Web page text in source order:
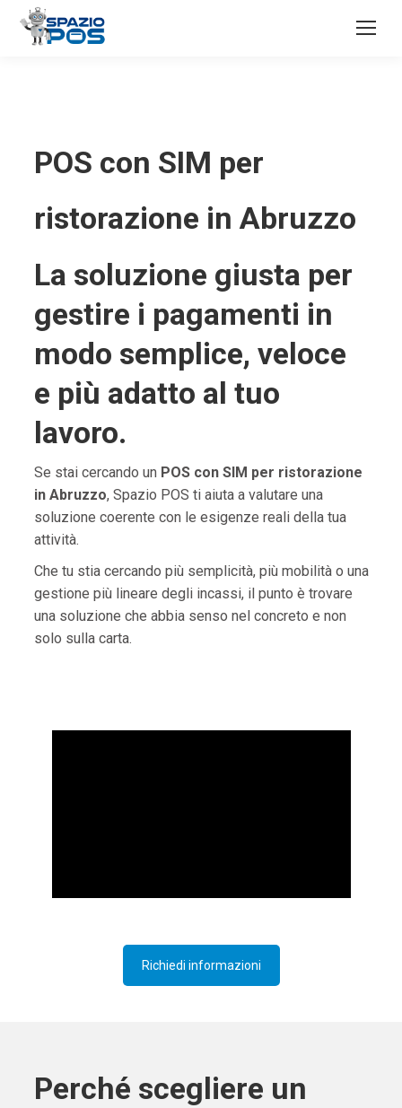
POS con SIM per
ristorazione in Abruzzo
La soluzione giusta per
gestire i pagamenti in
modo semplice, veloce
e più adatto al tuo
lavoro.
Se stai cercando un POS con SIM per ristorazione
in Abruzzo, Spazio POS ti aiuta a valutare una
soluzione coerente con le esigenze reali della tua
attività.
Che tu stia cercando più semplicità, più mobilità o una
gestione più lineare degli incassi, il punto è trovare
una soluzione che abbia senso nel concreto e non
solo sulla carta.
Richiedi informazioni
Perché scegliere un